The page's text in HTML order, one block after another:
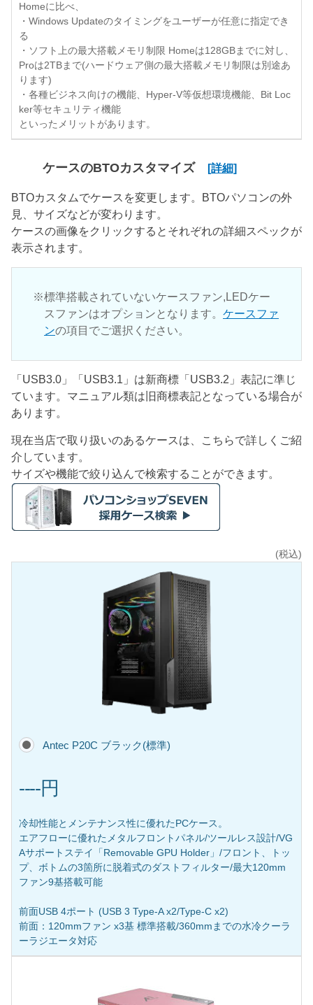
Homeに比べ、
・Windows Updateのタイミングをユーザーが任意に指定でき
る
・ソフト上の最大搭載メモリ制限 Homeは128GBまでに対し、
Proは2TBまで(ハードウェア側の最大搭載メモリ制限は別途あ
ります)
・各種ビジネス向けの機能、Hyper-V等仮想環境機能、Bit Loc
ker等セキュリティ機能
といったメリットがあります。
ケースのBTOカスタマイズ [詳細]
BTOカスタムでケースを変更します。BTOパソコンの外
見、サイズなどが変わります。
ケースの画像をクリックするとそれぞれの詳細スペックが
表示されます。
標準搭載されていないケースファン,LEDケー
スファンはオプションとなります。 ケースファ
ンの項目でご選択ください。
「USB3.0」「USB3.1」は新商標「USB3.2」表記に準じ
ています。マニュアル類は旧商標表記となっている場合が
あります。
現在当店で取り扱いのあるケースは、こちらで詳しくご紹
介しています。
サイズや機能で絞り込んで検索することができます。
(税込)
Antec P20C ブラック(標準)
----円
冷却性能とメンテナンス性に優れたPCケース。
エアフローに優れたメタルフロントパネル/ツールレス設計/VG
Aサポートステイ「Removable GPU Holder」/フロント、トッ
プ、ボトムの3箇所に脱着式のダストフィルター/最大120mm
ファン9基搭載可能
前面USB 4ポート (USB 3 Type-A x2/Type-C x2)
前面：120mmファン x3基 標準搭載/360mmまでの水冷クーラ
ーラジエータ対応